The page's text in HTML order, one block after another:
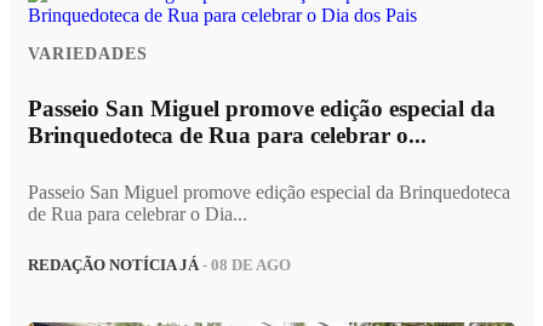
VARIEDADES
Passeio San Miguel promove edição especial da
Brinquedoteca de Rua para celebrar o...
Passeio San Miguel promove edição especial da Brinquedoteca
de Rua para celebrar o Dia...
REDAÇÃO NOTÍCIA JÁ- 08 DE AGO